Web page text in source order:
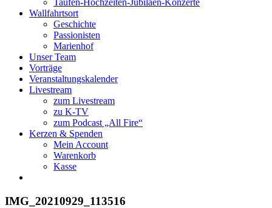
Taufen-Hochzeiten-Jubiläen-Konzerte
Wallfahrtsort
Geschichte
Passionisten
Marienhof
Unser Team
Vorträge
Veranstaltungskalender
Livestream
zum Livestream
zu K-TV
zum Podcast „All Fire“
Kerzen & Spenden
Mein Account
Warenkorb
Kasse
IMG_20210929_113516